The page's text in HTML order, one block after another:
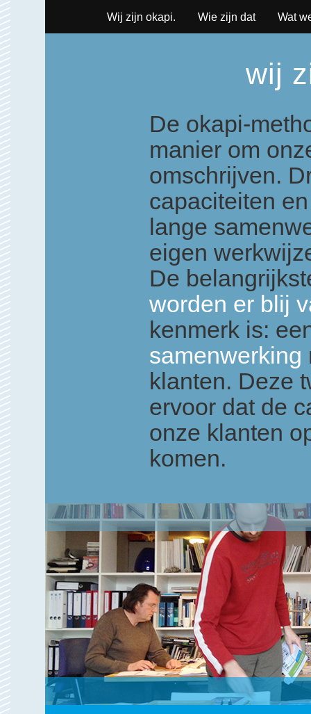
wij
De okapi-
manier om
omschrijven.
capaciteiten
lange
eigen
De
worden er blij
kenmerk is:
samenwerking
klanten. Deze
ervoor dat de
onze klanten
komen.
Wij zijn okapi. Wie zijn dat Wat